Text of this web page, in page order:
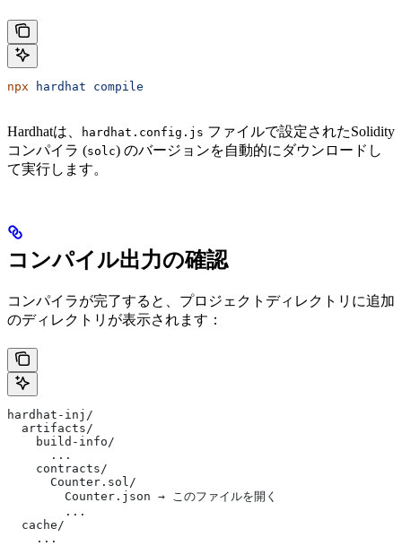
npx hardhat compile
Hardhatは、 hardhat.config.js ファイルで設定されたSolidity
コンパイラ (solc) のバージョンを自動的にダウンロードし
て実行します。
コンパイル出力の確認
コンパイラが完了すると、プロジェクトディレクトリに追加
のディレクトリが表示されます：
hardhat-inj/
  artifacts/
    build-info/
      ...
    contracts/
      Counter.sol/
        Counter.json → このファイルを開く
        ...
  cache/
    ...